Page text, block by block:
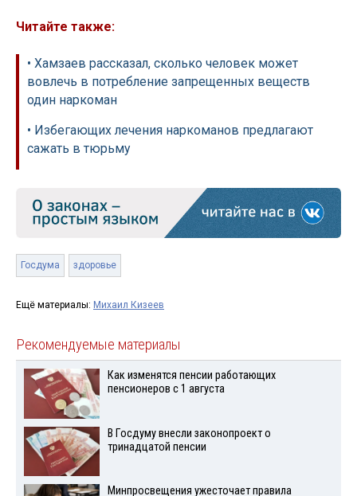
Читайте также:
• Хамзаев рассказал, сколько человек может
вовлечь в потребление запрещенных веществ
один наркоман
• Избегающих лечения наркоманов предлагают
сажать в тюрьму
Госдума здоровье
Ещё материалы: Михаил Кизеев
Рекомендуемые материалы
Как изменятся пенсии работающих
пенсионеров с 1 августа
В Госдуму внесли законопроект о
тринадцатой пенсии
Минпросвещения ужесточает правила